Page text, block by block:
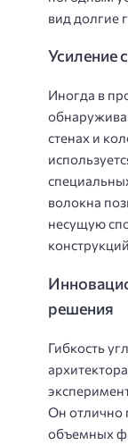
вид долгие
Усиление
Иногда в
стенах и
волокна
несущую
решения
Гибкость
Он отлично
объемных